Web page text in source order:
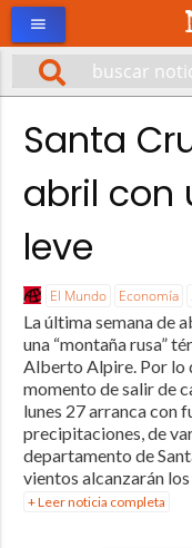
menu
Santa
abril con
leve
El Mundo Economía
La última semana de
una “montaña rusa”
Alberto Alpire. Por lo
momento de salir de
lunes 27 arranca con
precipitaciones, de
departamento de
vientos alcanzarán
+ Leer noticia completa